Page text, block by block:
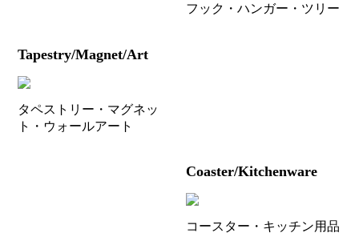
フック・ハンガー・ツリー
Tapestry/Magnet/Art
タペストリー・マグネッ
ト・ウォールアート
Coaster/Kitchenware
コースター・キッチン用品